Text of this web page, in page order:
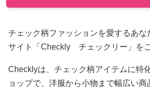
チェック柄ファッションを愛するあな
サイト「Checkly チェックリー」をご
Checklyは、チェック柄アイテムに特
ョップで、洋服から小物まで幅広い商